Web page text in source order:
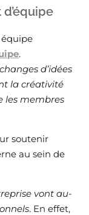
.
d’idées
la créativité
les membres
soutenir
au sein de
vont au-
. En effet,